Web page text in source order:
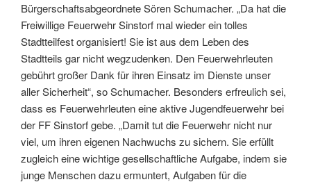
Bürgerschaftsabgeordnete Sören Schumacher. „Da hat die
Freiwillige Feuerwehr Sinstorf mal wieder ein tolles
Stadtteilfest organisiert! Sie ist aus dem Leben des
Stadtteils gar nicht wegzudenken. Den Feuerwehrleuten
gebührt großer Dank für ihren Einsatz im Dienste unser
aller Sicherheit“, so Schumacher. Besonders erfreulich sei,
dass es Feuerwehrleuten eine aktive Jugendfeuerwehr bei
der FF Sinstorf gebe. „Damit tut die Feuerwehr nicht nur
viel, um ihren eigenen Nachwuchs zu sichern. Sie erfüllt
zugleich eine wichtige gesellschaftliche Aufgabe, indem sie
junge Menschen dazu ermuntert, Aufgaben für die